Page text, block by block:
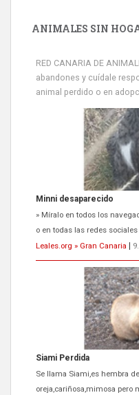
ANIMALES SIN
RED CANARIA DE
abandones y cuídale
animal perdido o en
Minni desaparecido
» Míralo en todos los
o en todas las redes sociales
Leales.org » Gran Canaria
Siami Perdida
Se llama Siami,es hembra
oreja,cariñosa,mimosa pero